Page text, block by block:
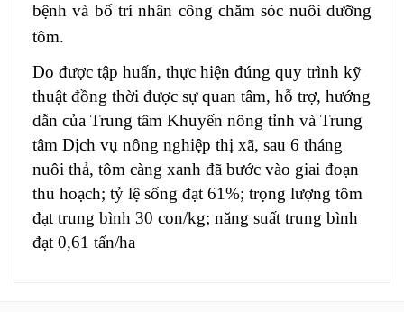
bệnh và bố trí nhân công chăm sóc nuôi dưỡng
tôm.
Do được tập huấn, thực hiện đúng quy trình kỹ
thuật đồng thời được sự quan tâm, hỗ trợ, hướng
dẫn của Trung tâm Khuyến nông tỉnh và Trung
tâm Dịch vụ nông nghiệp thị xã, sau 6 tháng
nuôi thả, tôm càng xanh đã bước vào giai đoạn
thu hoạch; tỷ lệ sống đạt 61%; trọng lượng tôm
đạt trung bình 30 con/kg; năng suất trung bình
đạt 0,61 tấn/ha